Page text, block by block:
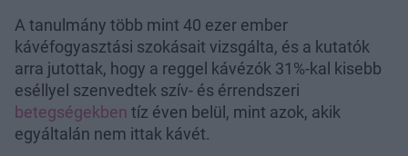
A tanulmány több mint 40 ezer ember
kávéfogyasztási szokásait vizsgálta, és a kutatók
arra jutottak, hogy a reggel kávézók 31%-kal kisebb
eséllyel szenvedtek szív- és érrendszeri
betegségekben tíz éven belül, mint azok, akik
egyáltalán nem ittak kávét.